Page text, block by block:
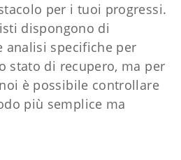
per i tuoi progressi.
dispongono di
analisi specifiche per
stato di recupero, ma per
è possibile controllare
più semplice ma